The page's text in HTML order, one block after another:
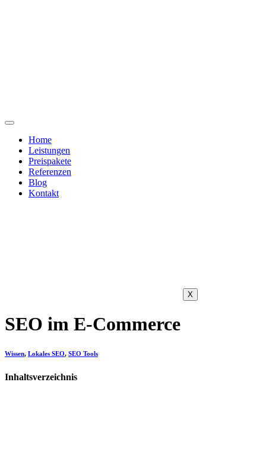
Home
Leistungen
Preispakete
Referenzen
Blog
Kontakt
X
SEO im E-Commerce
Wissen, Lokales SEO, SEO Tools
Inhaltsverzeichnis